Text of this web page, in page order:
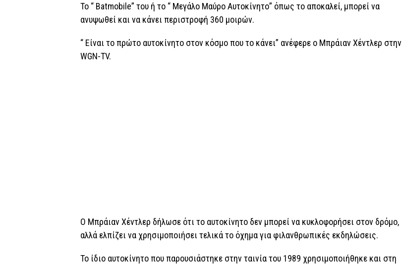
Το “ Batmobile” του ή το “ Μεγάλο Μαύρο Αυτοκίνητο” όπως το αποκαλεί, μπορεί να
ανυψωθεί και να κάνει περιστροφή 360 μοιρών.
“ Είναι το πρώτο αυτοκίνητο στον κόσμο που το κάνει” ανέφερε ο Μπράιαν Χέντλερ στην
WGN-TV.
Ο Μπράιαν Χέντλερ δήλωσε ότι το αυτοκίνητο δεν μπορεί να κυκλοφορήσει στον δρόμο,
αλλά ελπίζει να χρησιμοποιήσει τελικά το όχημα για φιλανθρωπικές εκδηλώσεις.
Το ίδιο αυτοκίνητο που παρουσιάστηκε στην ταινία του 1989 χρησιμοποιήθηκε και στη